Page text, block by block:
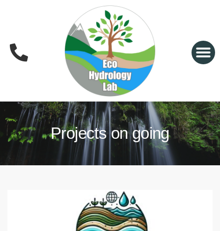
Projects on going